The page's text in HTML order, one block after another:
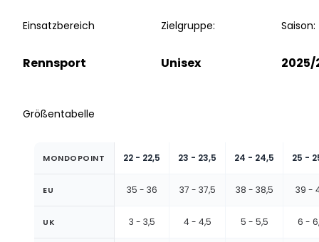
Einsatzbereich
Rennsport
Zielgruppe:
Unisex
Saison:
2025/
Größentabelle
MONDOPOINT 22 - 22,5 23 - 23,5 24 - 24,5 25 -
EU 35 - 36 37 - 37,5 38 - 38,5 39 -
UK 3 - 3,5 4 - 4,5 5 - 5,5 6 -